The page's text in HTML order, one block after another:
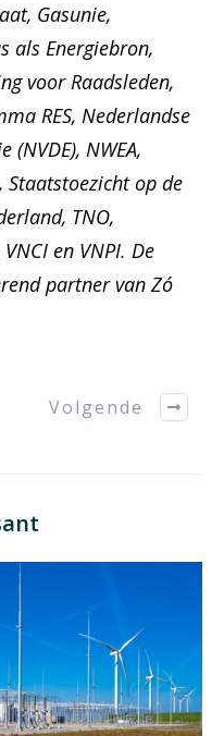
Gasunie,
als Energiebron,
voor Raadsleden,
RES, Nederlandse
(NVDE), NWEA,
Staatstoezicht op de
TNO,
en VNPI. De
partner van Zó
Volgende